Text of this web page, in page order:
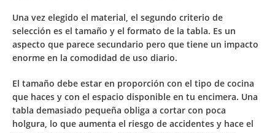
Una vez elegido el material, el segundo criterio de
selección es el tamaño y el formato de la tabla. Es un
aspecto que parece secundario pero que tiene un impacto
enorme en la comodidad de uso diario.
El tamaño debe estar en proporción con el tipo de cocina
que haces y con el espacio disponible en tu encimera. Una
tabla demasiado pequeña obliga a cortar con poca
holgura, lo que aumenta el riesgo de accidentes y hace el